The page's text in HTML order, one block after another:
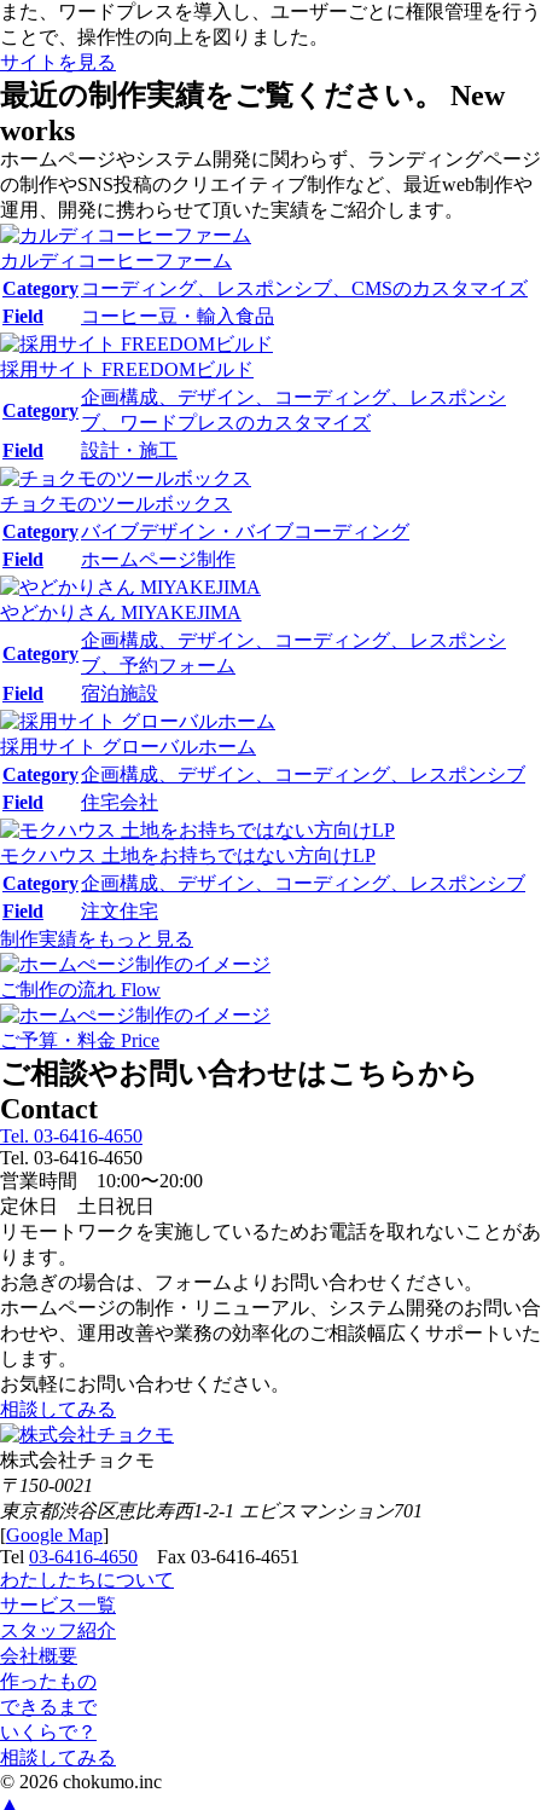
また、ワードプレスを導入し、ユーザーごとに権限管理を行う
ことで、操作性の向上を図りました。
サイトを見る
最近の制作実績をご覧ください。
New
works
ホームページやシステム開発に関わらず、ランディングページ
の制作やSNS投稿のクリエイティブ制作など、最近web制作や
運用、開発に携わらせて頂いた実績をご紹介します。
カルディコーヒーファーム
Category コーディング、レスポンシブ、CMSのカスタマイズ
Field
コーヒー豆・輸入食品
採用サイト FREEDOMビルド
Category
企画構成、デザイン、コーディング、レスポンシ
ブ、ワードプレスのカスタマイズ
Field
設計・施工
チョクモのツールボックス
Categoryバイブデザイン・バイブコーディング
Field
ホームページ制作
やどかりさん MIYAKEJIMA
Category
企画構成、デザイン、コーディング、レスポンシ
ブ、予約フォーム
Field
宿泊施設
採用サイト グローバルホーム
Category企画構成、デザイン、コーディング、レスポンシブ
Field
住宅会社
モクハウス 土地をお持ちではない方向けLP
Category企画構成、デザイン、コーディング、レスポンシブ
Field
注文住宅
制作実績をもっと見る
ご制作の流れ Flow
ご予算・料金 Price
ご相談やお問い合わせはこちらから
Contact
Tel. 03-6416-4650
Tel. 03-6416-4650
営業時間 10:00〜20:00
定休日 土日祝日
リモートワークを実施しているためお電話を取れないことがあ
ります。
お急ぎの場合は、フォームよりお問い合わせください。
ホームページの制作・リニューアル、システム開発のお問い合
わせや、運用改善や業務の効率化のご相談幅広くサポートいた
します。
お気軽にお問い合わせください。
相談してみる
株式会社チョクモ
〒150-0021
東京都渋谷区恵比寿西1-2-1 エビスマンション701
[Google Map]
Tel 03-6416-4650 Fax 03-6416-4651
わたしたちについて
サービス一覧
スタッフ紹介
会社概要
作ったもの
できるまで
いくらで？
相談してみる
© 2026 chokumo.inc
▲